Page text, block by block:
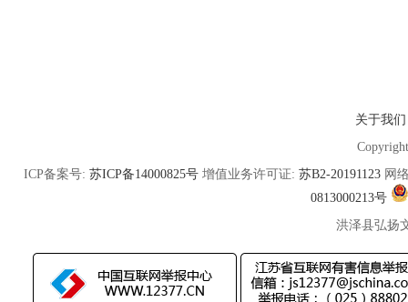
关于我们
ICP备案号: 苏ICP备14000825号 增值业务许可证: 苏B2-20191123 网
0813000213号
洪泽县弘扬